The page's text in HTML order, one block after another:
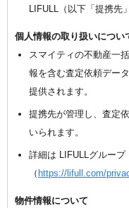
LIFULL（以下「提携先
個人情報の取り扱いについ
スマイティの不動産一
報を含む査定依頼デー
提供されます。
提携先が管理し、査定
いられます。
詳細は LIFULLグルー
（ https://lifull.com/
物件情報について